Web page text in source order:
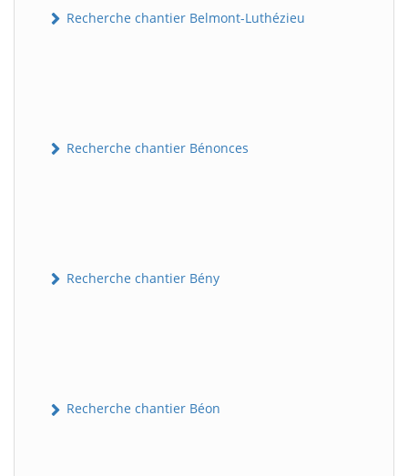
Recherche chantier Belmont-Luthézieu
Recherche chantier Bénonces
Recherche chantier Bény
Recherche chantier Béon